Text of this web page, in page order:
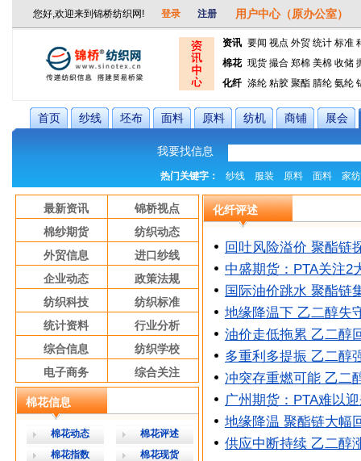
资讯 要闻 视点 外贸 统计 标准
棉花 现货 撮合 郑棉 美棉 收储
化纤 涤纶 粘胶 聚酯 腈纶 氨纶
首页 纱线 坯布 面料 原料 纺机 商铺 展会
我要找信息
热门关键字： 纱线 服装 原料 面料 家纺
最新资讯
锦桥视点
棉纱期货
纺织动态
外贸信息
进口纱线
企业动态
政策法规
纺织科技
纺织标准
统计资料
行业分析
综合信息
纺织学校
电子商务
综合关注
棉花信息
棉花动态
棉花评述
棉花指数
棉花现货
化纤评述
回吐风险溢价 聚酯链
中盛期货：PTA关注2
国际油价跳水 聚酯链
地缘降温下 乙二醇失
油价走低拖累 乙二醇
多重利多提振 乙二醇
冲突存重燃可能 乙二
广州期货：PTA难以
地缘降温 聚酯链大幅
供应中断持续 乙二醇